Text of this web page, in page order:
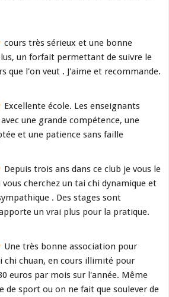
cours très sérieux et une bonne
un forfait permettant de suivre le
que l'on veut . J'aime et recommande.
Excellente école. Les enseignants
une grande compétence, une
et une patience sans faille
Depuis trois ans dans ce club je vous le
cherchez un tai chi dynamique et
. Des stages sont
un vrai plus pour la pratique.
Une très bonne association pour
chi chuan, en cours illimité pour
euros par mois sur l'année. Même
de sport ou on ne fait que soulever de